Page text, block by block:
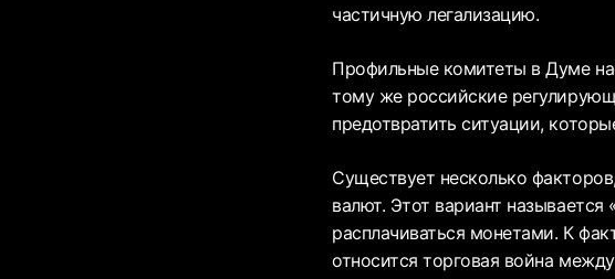
частичную легализацию.
Профильные комитеты в Думе
тому же российские
предотвратить ситуации,
Существует несколько
валют. Этот вариант
расплачиваться монетами. К
относится торговая война